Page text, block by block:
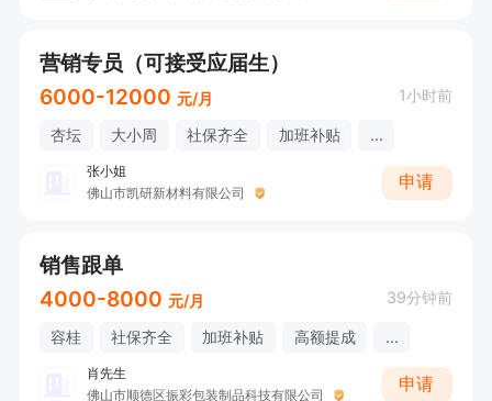
营销专员（可接受应届生）
6000-12000 元/月 1小时前
杏坛 大小周 社保齐全 加班补贴 ...
张小姐
佛山市凯研新材料有限公司
申请
销售跟单
4000-8000 元/月 39分钟前
容桂 社保齐全 加班补贴 高额提成 ...
肖先生
佛山市顺德区振彩包装制品科技有限公司
申请